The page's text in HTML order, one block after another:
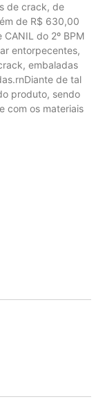
de crack, de
de R$ 630,00
do 2º BPM
entorpecentes,
embaladas
de tal
produto, sendo
com os materiais